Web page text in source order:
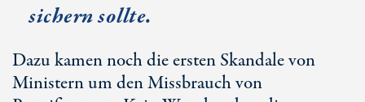
sichern sollte.
Dazu kamen noch die ersten Skandale von
Ministern um den Missbrauch von